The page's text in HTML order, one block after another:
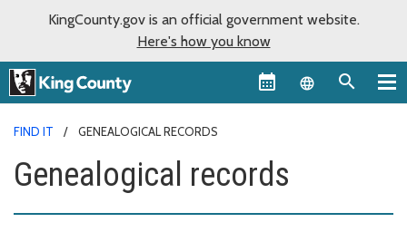
KingCounty.gov is an official government website.
Here's how you know
Language
FIND IT GENEALOGICAL RECORDS
Genealogical records